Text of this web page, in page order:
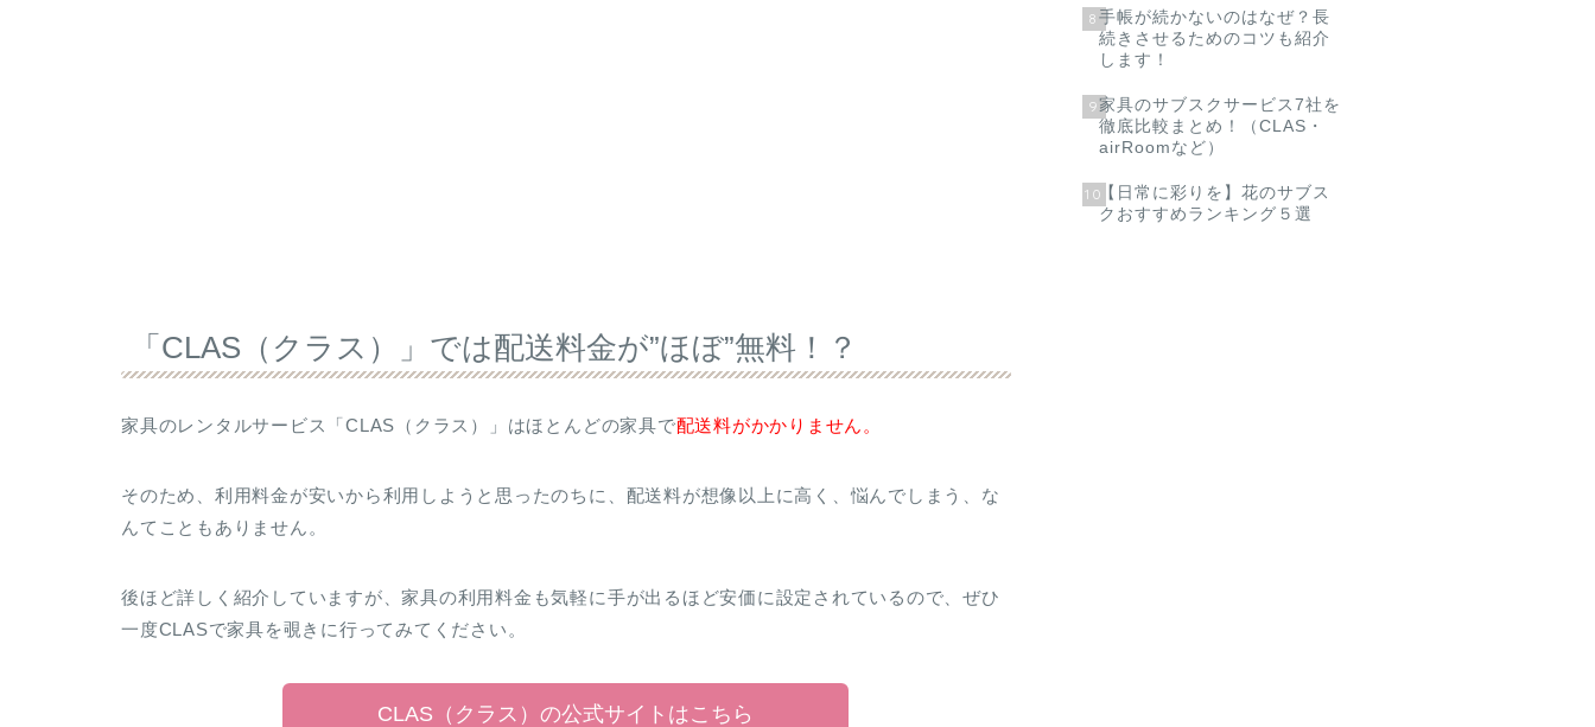
「CLAS（クラス）」では配送料金が”ほぼ”無料！？
家具のレンタルサービス「CLAS（クラス）」はほとんどの家具で配送料がかかりません。
そのため、利用料金が安いから利用しようと思ったのちに、配送料が想像以上に高く、悩んでしまう、な
んてこともありません。
後ほど詳しく紹介していますが、家具の利用料金も気軽に手が出るほど安価に設定されているので、ぜひ
一度CLASで家具を覗きに行ってみてください。
CLAS（クラス）の公式サイトはこちら
8手帳が続かないのはなぜ？長
続きさせるためのコツも紹介
します！
9家具のサブスクサービス7社を
徹底比較まとめ！（CLAS・
airRoomなど）
10【日常に彩りを】花のサブス
クおすすめランキング５選